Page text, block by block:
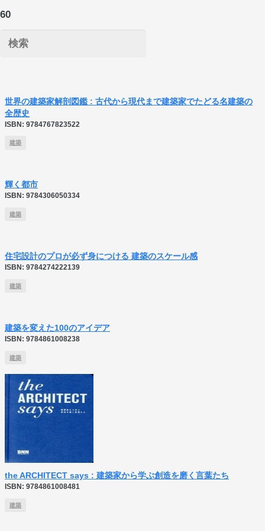
建築
世界の建築家解剖図鑑 : 古代から現代まで建築家でたどる名建築の
全歴史
ISBN: 9784767823522
建築
輝く都市
ISBN: 9784306050334
建築
住宅設計のプロが必ず身につける 建築のスケール感
ISBN: 9784274222139
建築
建築を変えた100のアイデア
ISBN: 9784861008238
建築
the ARCHITECT says : 建築家から学ぶ創造を磨く言葉たち
ISBN: 9784861008481
建築